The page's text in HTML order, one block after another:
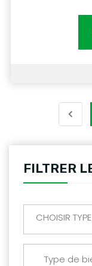
FILTRER
CHOISIR
Type de